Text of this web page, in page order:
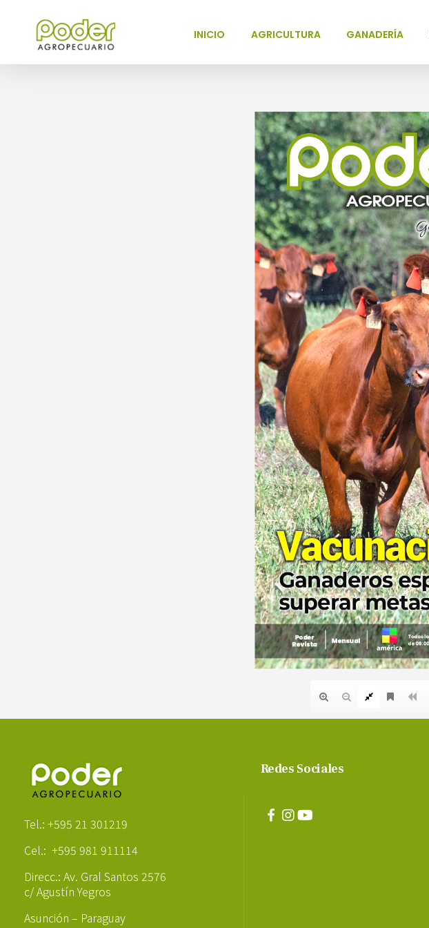
INICIO AGRICULTURA GANADERÍA
Tel.: +595 21 301219
Cel.: +595 981 911114
Direcc.: Av. Gral Santos 2576
c/ Agustín Yegros
Asunción – Paraguay
Redes Sociales